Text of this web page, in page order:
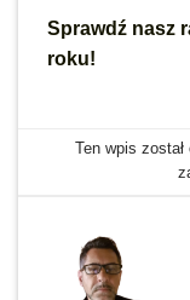
Sprawdź nasz
roku!
Ten wpis